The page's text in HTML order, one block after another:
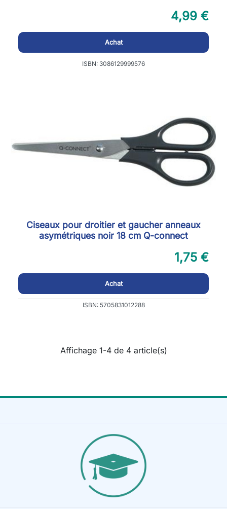
4,99 €
Achat
ISBN: 3086129999576
Ciseaux pour droitier et gaucher anneaux
asymétriques noir 18 cm Q-connect
1,75 €
Achat
ISBN: 5705831012288
Affichage 1-4 de 4 article(s)